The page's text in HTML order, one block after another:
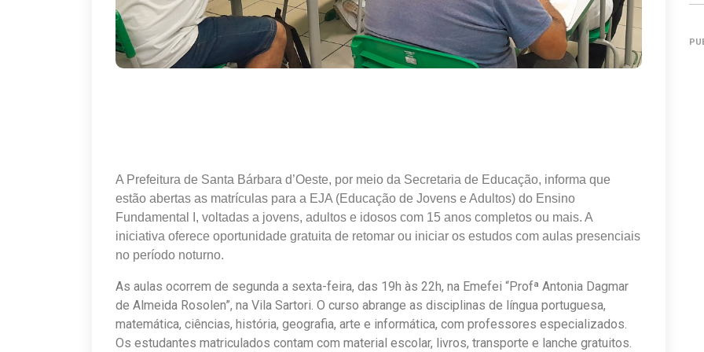
A Prefeitura de Santa Bárbara d’Oeste, por meio da Secretaria de Educação, informa que
estão abertas as matrículas para a EJA (Educação de Jovens e Adultos) do Ensino
Fundamental I, voltadas a jovens, adultos e idosos com 15 anos completos ou mais. A
iniciativa oferece oportunidade gratuita de retomar ou iniciar os estudos com aulas presenciais
no período noturno.
As aulas ocorrem de segunda a sexta-feira, das 19h às 22h, na Emefei “Profª Antonia Dagmar
de Almeida Rosolen”, na Vila Sartori. O curso abrange as disciplinas de língua portuguesa,
matemática, ciências, história, geografia, arte e informática, com professores especializados.
Os estudantes matriculados contam com material escolar, livros, transporte e lanche gratuitos.